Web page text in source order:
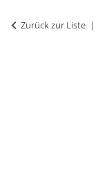
Zurück zur Liste